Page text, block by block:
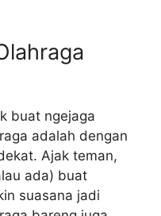
buat ngejaga
adalah dengan
Ajak teman,
ada) buat
suasana jadi